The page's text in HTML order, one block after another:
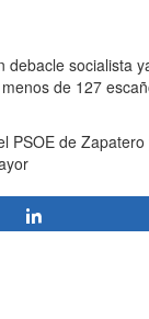
socialista
de 127
de